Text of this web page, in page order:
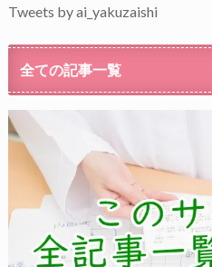
Tweets by ai_yakuzaishi
全ての記事一覧